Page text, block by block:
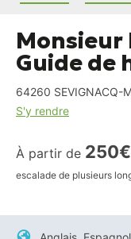
Monsieur
Guide de
64260 SEVIGNACQ-
S'y rendre
À partir de 250€
escalade de plusieurs